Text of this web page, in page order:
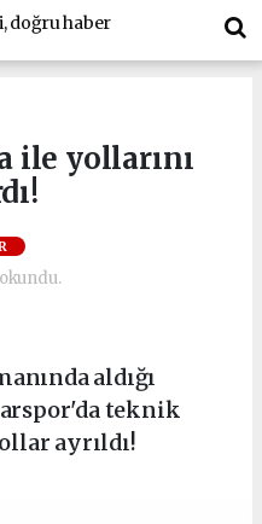
ile yollarını
aldığı
teknik
ayrıldı!